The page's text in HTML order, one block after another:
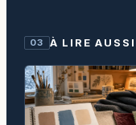
03 À LIRE AUSSI